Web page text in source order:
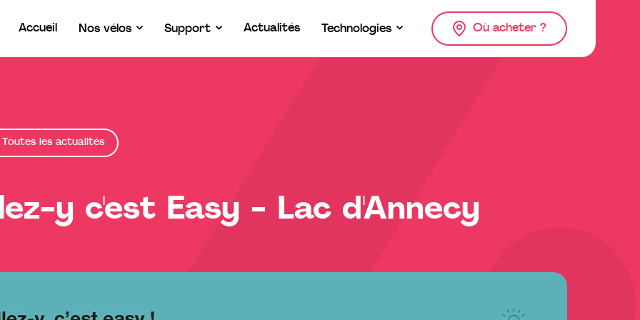
Accueil Nos vélos Support Actualités Technologies Où acheter ?
Toutes les actualités
y c'est Easy - Lac d'Annecy